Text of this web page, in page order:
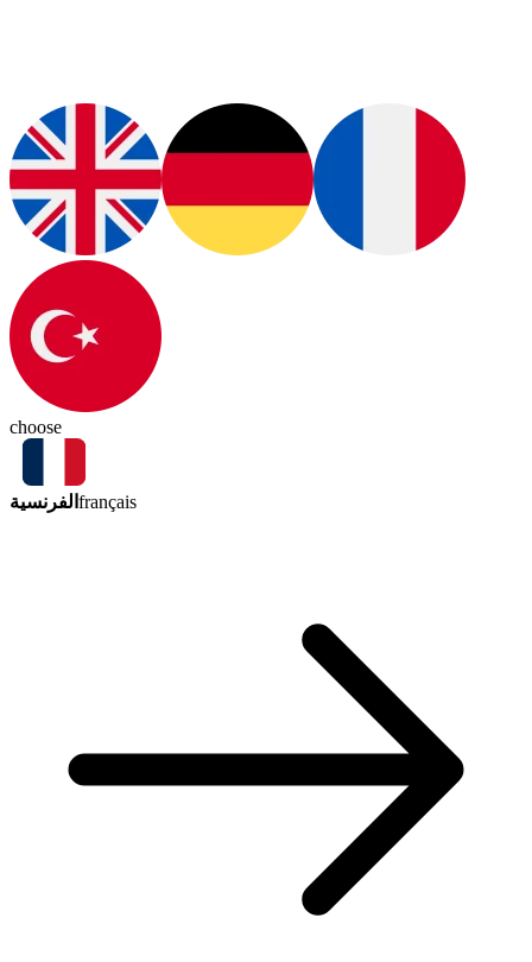
choose
الفرنسية français